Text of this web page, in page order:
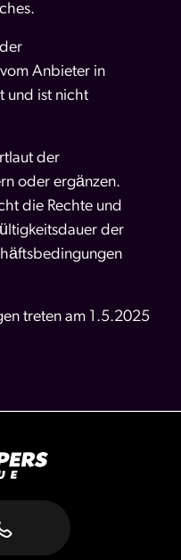
Anbieter in
und ist nicht
der
oder ergänzen.
die Rechte und
der
treten am 1.5.2025